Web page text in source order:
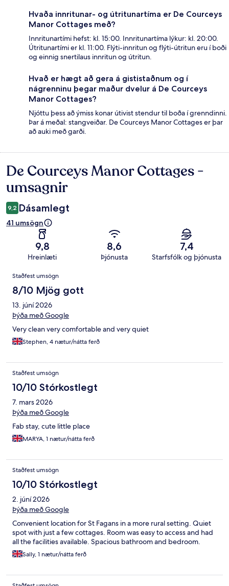
Hvaða innritunar- og útritunartíma er De Courceys
Manor Cottages með?
Innritunartími hefst: kl. 15:00. Innritunartíma lýkur: kl. 20:00.
Útritunartími er kl. 11:00. Flýti-innritun og flýti-útritun eru í boði
og einnig snertilaus innritun og útritun.
Hvað er hægt að gera á gististaðnum og í
nágrenninu þegar maður dvelur á De Courceys
Manor Cottages?
Njóttu þess að ýmiss konar útivist stendur til boða í grenndinni.
Þar á meðal: stangveiðar. De Courceys Manor Cottages er þar
að auki með garði.
Umsagnir
De Courceys Manor Cottages -
umsagnir
9,2 Dásamlegt
41 umsögn
9,8
Hreinlæti
8,6
Þjónusta
7,4
Starfsfólk og þjónusta
Umsagnir
Staðfest umsögn
8/10 Mjög gott
13. júní 2026
Þýða með Google
Very clean very comfortable and very quiet
Stephen, 4 nætur/nátta ferð
Staðfest umsögn
10/10 Stórkostlegt
7. mars 2026
Þýða með Google
Fab stay, cute little place
MARYA, 1 nætur/nátta ferð
Staðfest umsögn
10/10 Stórkostlegt
2. júní 2026
Þýða með Google
Convenient location for St Fagans in a more rural setting. Quiet
spot with just a few cottages. Room was easy to access and had
all the facilities available. Spacious bathroom and bedroom.
Sally, 1 nætur/nátta ferð